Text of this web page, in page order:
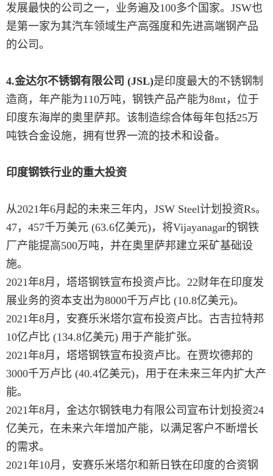
发展最快的公司之一，业务遍及100多个国家。JSW也
是第一家为其汽车领域生产高强度和先进高端钢产品
的公司。
4.金达尔不锈钢有限公司 (JSL)是印度最大的不锈钢制
造商，年产能为110万吨，钢铁产品产能为8mt，位于
印度东海岸的奥里萨邦。该制造综合体每年包括25万
吨铁合金设施，拥有世界一流的技术和设备。
印度钢铁行业的重大投资
从2021年6月起的未来三年内，JSW Steel计划投资Rs。
47，457千万美元 (63.6亿美元)，将Vijayanagar的钢铁
厂产能提高500万吨，并在奥里萨邦建立采矿基础设
施。
2021年8月，塔塔钢铁宣布投资卢比。22财年在印度发
展业务的资本支出为8000千万卢比 (10.8亿美元)。
2021年8月，安赛乐米塔尔宣布投资卢比。古吉拉特邦
10亿卢比 (134.8亿美元) 用于产能扩张。
2021年8月，塔塔钢铁宣布投资卢比。在贾坎德邦的
3000千万卢比 (40.4亿美元)，用于在未来三年内扩大产
能。
2021年8月，金达尔钢铁电力有限公司宣布计划投资24
亿美元，在未来六年增加产能，以满足客户不断增长
的需求。
2021年10月，安赛乐米塔尔和新日铁在印度的合资钢